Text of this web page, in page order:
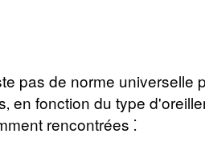
pas de norme universelle
en fonction du type
rencontrées ⁚